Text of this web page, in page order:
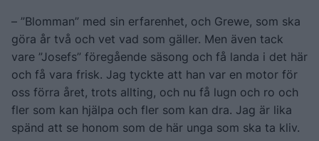
– ”Blomman” med sin erfarenhet, och Grewe, som ska
göra år två och vet vad som gäller. Men även tack
vare ”Josefs” föregående säsong och få landa i det här
och få vara frisk. Jag tyckte att han var en motor för
oss förra året, trots allting, och nu få lugn och ro och
fler som kan hjälpa och fler som kan dra. Jag är lika
spänd att se honom som de här unga som ska ta kliv.